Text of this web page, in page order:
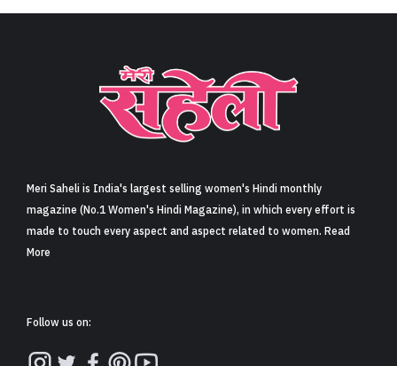
Meri Saheli is India's largest selling women's Hindi monthly
magazine (No.1 Women's Hindi Magazine), in which every effort is
made to touch every aspect and aspect related to women. Read
More
Follow us on: